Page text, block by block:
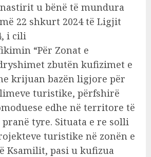
u bënë të mundura
22 shkurt 2024 të Ligjit
i cili
“Për Zonat e
zbutën kufizimet e
krijuan bazën ligjore për
turistike, përfshirë
edhe në territore të
tyre. Situata e re solli
turistike në zonën e
Ksamilit, pasi u kufizua